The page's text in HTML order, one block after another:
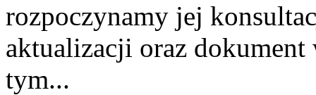
rozpoczynamy jej
aktualizacji oraz
tym...